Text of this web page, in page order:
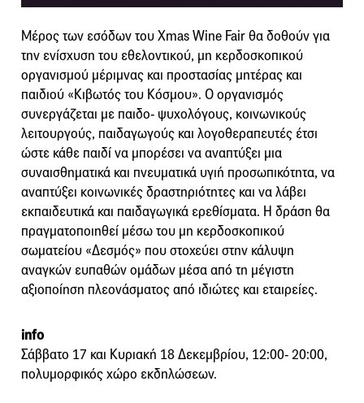
Μέρος των εσόδων του Xmas Wine Fair θα δοθούν για
την ενίσχυση του εθελοντικού, μη κερδοσκοπικού
οργανισμού μέριμνας και προστασίας μητέρας και
παιδιού «Κιβωτός του Κόσμου». Ο οργανισμός
συνεργάζεται με παιδο- ψυχολόγους, κοινωνικούς
λειτουργούς, παιδαγωγούς και λογοθεραπευτές έτσι
ώστε κάθε παιδί να μπορέσει να αναπτύξει μια
συναισθηματικά και πνευματικά υγιή προσωπικότητα, να
αναπτύξει κοινωνικές δραστηριότητες και να λάβει
εκπαιδευτικά και παιδαγωγικά ερεθίσματα. Η δράση θα
πραγματοποιηθεί μέσω του μη κερδοσκοπικού
σωματείου «Δεσμός» που στοχεύει στην κάλυψη
αναγκών ευπαθών ομάδων μέσα από τη μέγιστη
αξιοποίηση πλεονάσματος από ιδιώτες και εταιρείες.
info
Σάββατο 17 και Κυριακή 18 Δεκεμβρίου, 12:00- 20:00,
πολυμορφικός χώρο εκδηλώσεων.